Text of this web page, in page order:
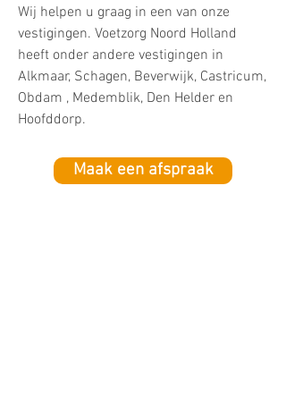
Wij helpen u graag in een van onze
vestigingen. Voetzorg Noord Holland
heeft onder andere vestigingen in
Alkmaar, Schagen, Beverwijk, Castricum,
Obdam , Medemblik, Den Helder en
Hoofddorp.
Maak een afspraak